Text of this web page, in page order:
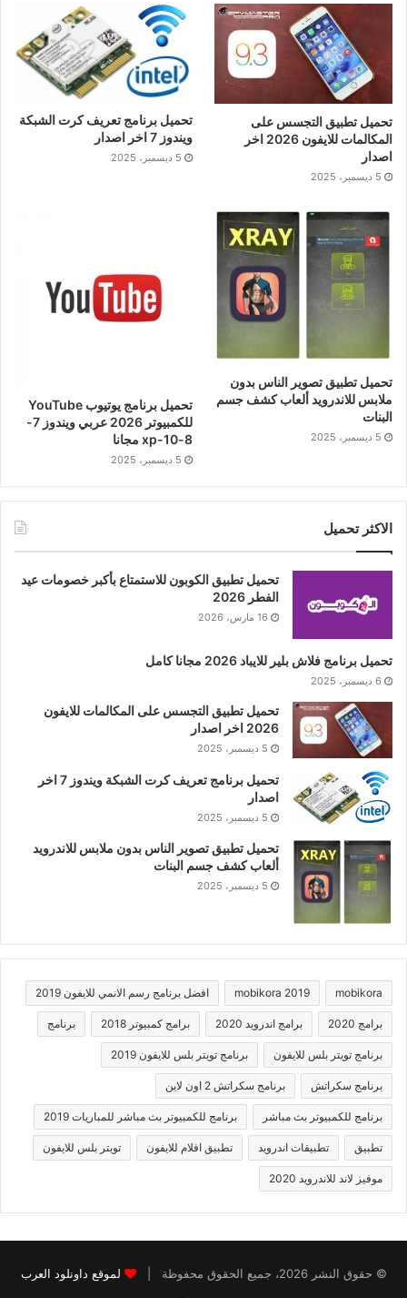
تحميل تطبيق التجسس على
المكالمات للايفون 2026 اخر
اصدار
5 ديسمبر، 2025
تحميل برنامج تعريف كرت الشبكة
ويندوز 7 اخر اصدار
5 ديسمبر، 2025
تحميل تطبيق تصوير الناس بدون
ملابس للاندرويد ألعاب كشف جسم
البنات
5 ديسمبر، 2025
تحميل برنامج يوتيوب YouTube
للكمبيوتر 2026 عربي ويندوز 7-
8-10-xp مجانا
5 ديسمبر، 2025
الاكثر تحميل
تحميل تطبيق الكوبون للاستمتاع بأكبر خصومات عيد
الفطر 2026
16 مارس، 2026
تحميل برنامج فلاش بلير للايباد 2026 مجانا كامل
6 ديسمبر، 2025
تحميل تطبيق التجسس على المكالمات للايفون
2026 اخر اصدار
5 ديسمبر، 2025
تحميل برنامج تعريف كرت الشبكة ويندوز 7 اخر
اصدار
5 ديسمبر، 2025
تحميل تطبيق تصوير الناس بدون ملابس للاندرويد
ألعاب كشف جسم البنات
5 ديسمبر، 2025
mobikora
mobikora 2019 افضل برنامج رسم الانمي للايفون 2019
برامج 2020 برامج اندرويد 2020 برامج كمبيوتر 2018 برنامج
برنامج تويتر بلس للايفون برنامج تويتر بلس للايفون 2019
برنامج سكراتش برنامج سكراتش 2 اون لاين
برنامج للكمبيوتر بث مباشر برنامج للكمبيوتر بث مباشر للمباريات 2019
تطبيق تطبيقات اندرويد تطبيق افلام للايفون تويتر بلس للايفون
موفيز لاند للاندرويد 2020
© حقوق النشر 2026، جميع الحقوق محفوظة |
لموقع داونلود العرب